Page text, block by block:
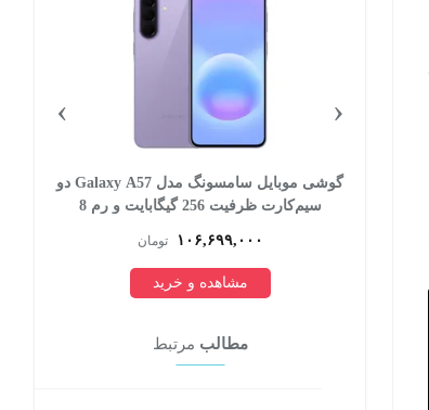
گوشی موبایل سامسونگ مدل Galaxy A57 دو
سیم‌کارت ظرفیت 256 گیگابایت و رم 8
۱۰۶,۶۹۹,۰۰۰ تومان
مشاهده و خرید
‹
›
مطالب مرتبط